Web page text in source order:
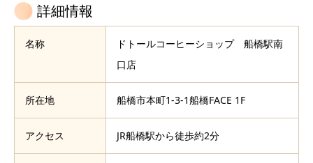
詳細情報
名称
ドトールコーヒーショップ 船橋駅南
口店
所在地 船橋市本町1-3-1船橋FACE 1F
アクセス JR船橋駅から徒歩約2分